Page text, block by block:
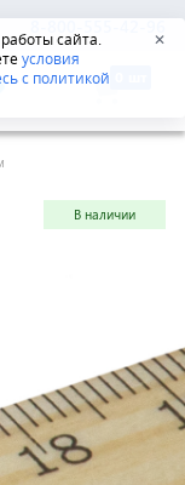
сайта.
условия
с политикой
✕
8-800-555-42-96
В наличии